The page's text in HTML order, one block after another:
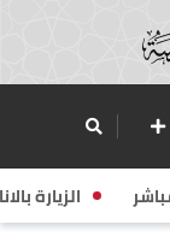
الزيارة